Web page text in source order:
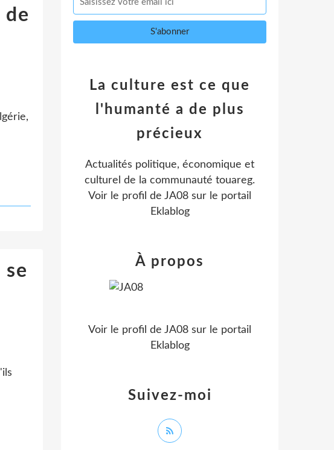
de
La culture est ce que
l'humanté a de plus
précieux
Actualités politique, économique et
culturel de la communauté touareg.
Voir le profil de JA08 sur le portail
Eklablog
Suivez-moi
À propos
Voir le profil de JA08 sur le portail
Eklablog